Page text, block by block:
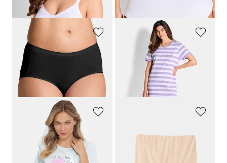
30-Tage-Bestpreis**: 39,96 € (-12%) 30-Tage-Bestpreis**: 17,96 € (-11%)
NINA V. C.
Taillenslip im 4er-Pack
20,97 €
30-Tage-Bestpreis**: 23,96 € (-12%)
COMTESSA
Baumwoll-Nachthemden im Set
59,95 €
30-Tage-Bestpreis**: 59,95 €
Shorty und Pyjama im Doppelpack
69,95 €
Taillenslip im 2er-Pack